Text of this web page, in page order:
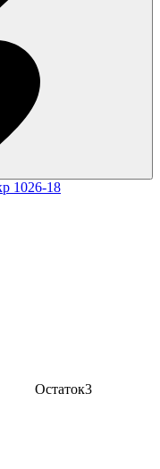
1026-18
Остаток3